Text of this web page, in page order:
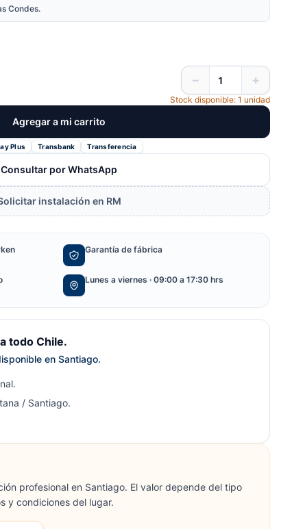
Condes.
− +
Stock disponible: 1 unidad
Agregar a mi carrito
Plus Transbank Transferencia
Consultar por WhatsApp
instalación en RM
Garantía de fábrica
Lunes a viernes · 09:00 a 17:30 hrs
todo Chile.
en Santiago.
/ Santiago.
profesional en Santiago. El valor depende del tipo
y condiciones del lugar.